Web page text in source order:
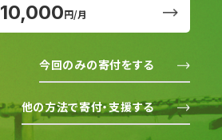
10,000円/月
今回のみの寄付をする
他の方法で寄付・支援する